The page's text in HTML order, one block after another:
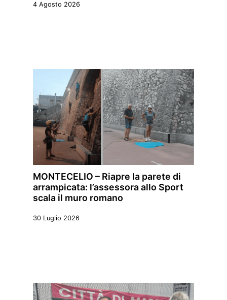
4 Agosto 2026
MONTECELIO – Riapre la parete di
arrampicata: l’assessora allo Sport
scala il muro romano
30 Luglio 2026